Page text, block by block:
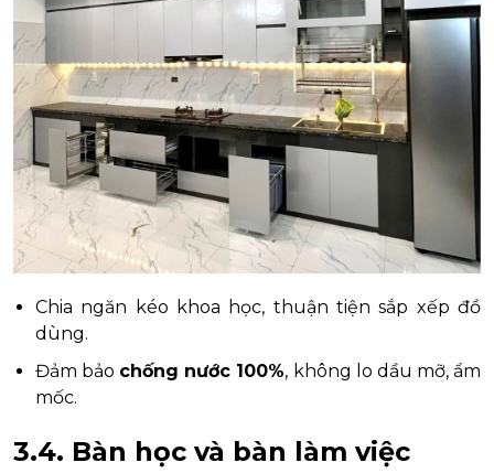
Chia ngăn kéo khoa học, thuận tiện sắp xếp đồ
dùng.
Đảm bảo chống nước 100%, không lo dầu mỡ, ẩm
mốc.
3.4. Bàn học và bàn làm việc